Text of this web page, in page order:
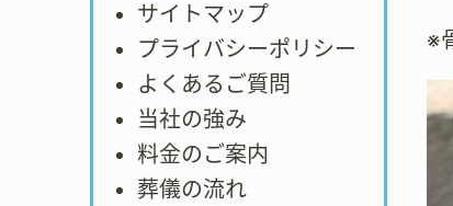
サイトマップ
プライバシーポリシー
よくあるご質問
当社の強み
料金のご案内
葬儀の流れ
※